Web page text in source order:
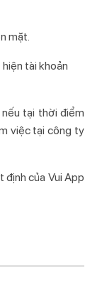
mặt.
tài khoản
tại thời điểm
việc tại công ty
của Vui App